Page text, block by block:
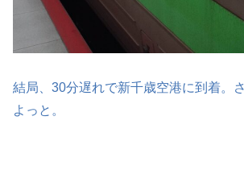
結局、30分遅れで新千歳空港に到着。
よっと。